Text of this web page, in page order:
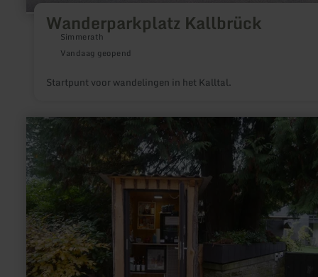
Wanderparkplatz Kallbrück
Simmerath
Vandaag geopend
Startpunt voor wandelingen in het Kalltal.
meer
informatie
over:
Winkelen
Landhuis
Eichelseifen